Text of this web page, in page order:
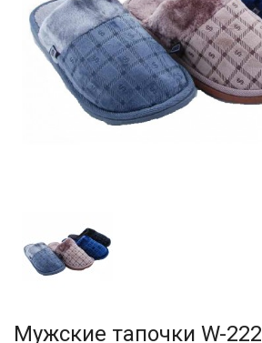
Мужские тапочки W-222